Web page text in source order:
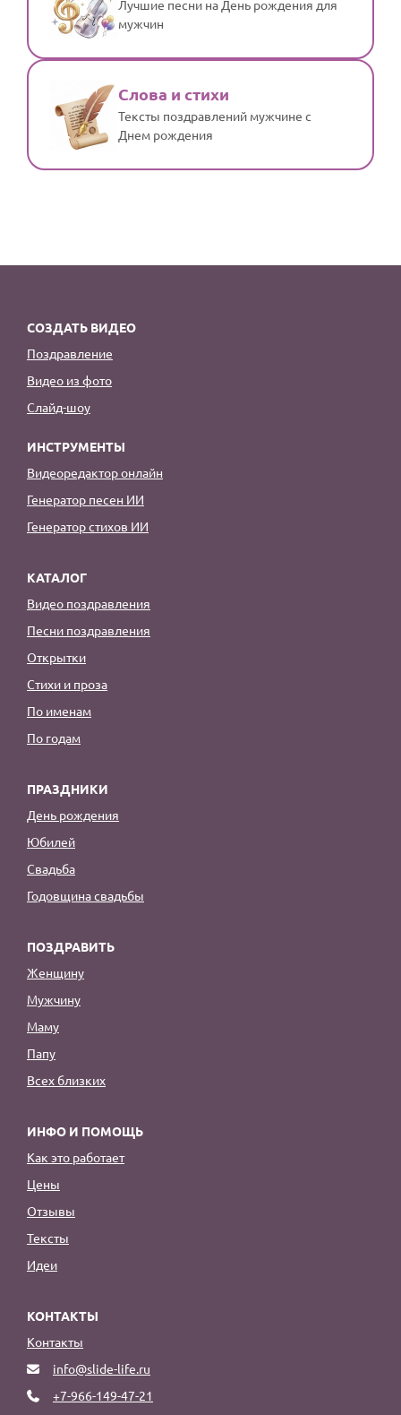
Лучшие песни на День рождения для
мужчин
Слова и стихи
Тексты поздравлений мужчине с
Днем рождения
СОЗДАТЬ ВИДЕО
Поздравление
Видео из фото
Слайд-шоу
ИНСТРУМЕНТЫ
Видеоредактор онлайн
Генератор песен ИИ
Генератор стихов ИИ
КАТАЛОГ
Видео поздравления
Песни поздравления
Открытки
Стихи и проза
По именам
По годам
ПРАЗДНИКИ
День рождения
Юбилей
Свадьба
Годовщина свадьбы
ПОЗДРАВИТЬ
Женщину
Мужчину
Маму
Папу
Всех близких
ИНФО И ПОМОЩЬ
Как это работает
Цены
Отзывы
Тексты
Идеи
КОНТАКТЫ
Контакты
info@slide-life.ru
+7-966-149-47-21